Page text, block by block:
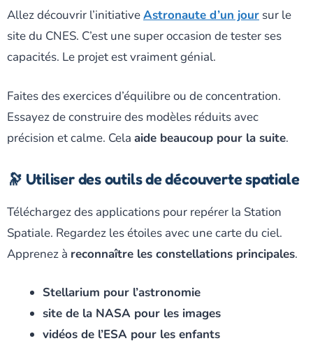
Allez découvrir l’initiativeAstronaute d’un jour sur le
site du CNES. C’est une super occasion de tester ses
capacités. Le projet est vraiment génial.
Faites des exercices d’équilibre ou de concentration.
Essayez de construire des modèles réduits avec
précision et calme. Cela aide beaucoup pour la suite.
🔭 Utiliser des outils de découverte spatiale
Téléchargez des applications pour repérer la Station
Spatiale. Regardez les étoiles avec une carte du ciel.
Apprenez à reconnaître les constellations principales.
Stellarium pour l’astronomie
site de la NASA pour les images
vidéos de l’ESA pour les enfants